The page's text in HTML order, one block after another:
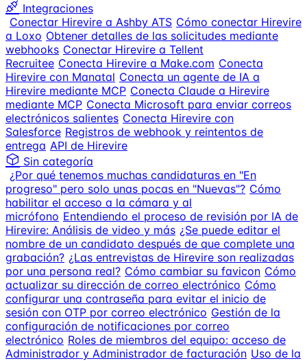
Integraciones
Conectar Hirevire a Ashby ATS Cómo conectar Hirevire
a Loxo Obtener detalles de las solicitudes mediante
webhooks Conectar Hirevire a Tellent
Recruitee Conecta Hirevire a Make.com Conecta
Hirevire con Manatal Conecta un agente de IA a
Hirevire mediante MCP Conecta Claude a Hirevire
mediante MCP Conecta Microsoft para enviar correos
electrónicos salientes Conecta Hirevire con
Salesforce Registros de webhook y reintentos de
entrega API de Hirevire
Sin categoría
¿Por qué tenemos muchas candidaturas en "En
progreso" pero solo unas pocas en "Nuevas"? Cómo
habilitar el acceso a la cámara y al
micrófono Entendiendo el proceso de revisión por IA de
Hirevire: Análisis de video y más ¿Se puede editar el
nombre de un candidato después de que complete una
grabación? ¿Las entrevistas de Hirevire son realizadas
por una persona real? Cómo cambiar su favicon Cómo
actualizar su dirección de correo electrónico Cómo
configurar una contraseña para evitar el inicio de
sesión con OTP por correo electrónico Gestión de la
configuración de notificaciones por correo
electrónico Roles de miembros del equipo: acceso de
Administrador y Administrador de facturación Uso de la